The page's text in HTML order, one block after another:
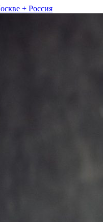
+ Россия